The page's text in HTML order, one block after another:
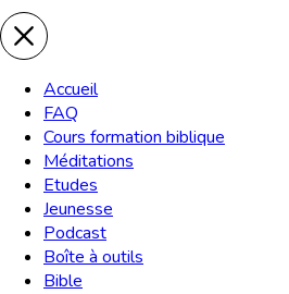
Accueil
FAQ
Cours formation biblique
Méditations
Etudes
Jeunesse
Podcast
Boîte à outils
Bible